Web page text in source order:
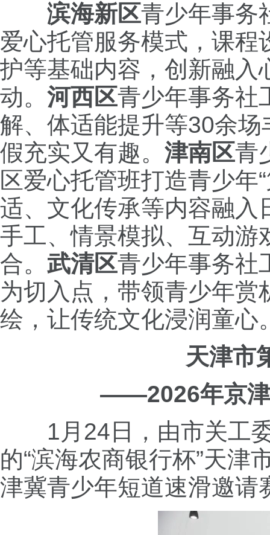
滨海新区青少年事务
爱心托管服务模式，课程
护等基础内容，创新融入
动。 河西区青少年事务社
解、体适能提升等30余
假充实又有趣。 津南区青
区爱心托管班打造青少年
适、文化传承等内容融入
手工、情景模拟、互动游
合。 武清区青少年事务社
为切入点，带领青少年
绘，让传统文化浸润童心
天津市
——2026年京津
1月24日，由市关工
的“滨海农商银行杯”天
津冀青少年短道速滑邀请